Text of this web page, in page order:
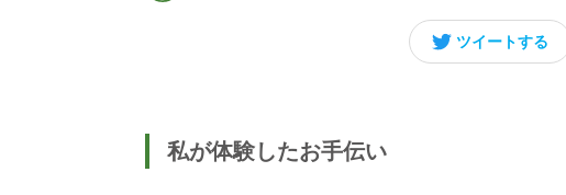
ツイートする
私が体験したお手伝い